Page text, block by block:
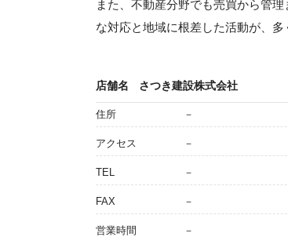
また、不動産分野でも売買から管
な対応と地域に根差した活動が、多
店舗名 さつき建設株式会社
住所 －
アクセス －
TEL －
FAX －
営業時間 －